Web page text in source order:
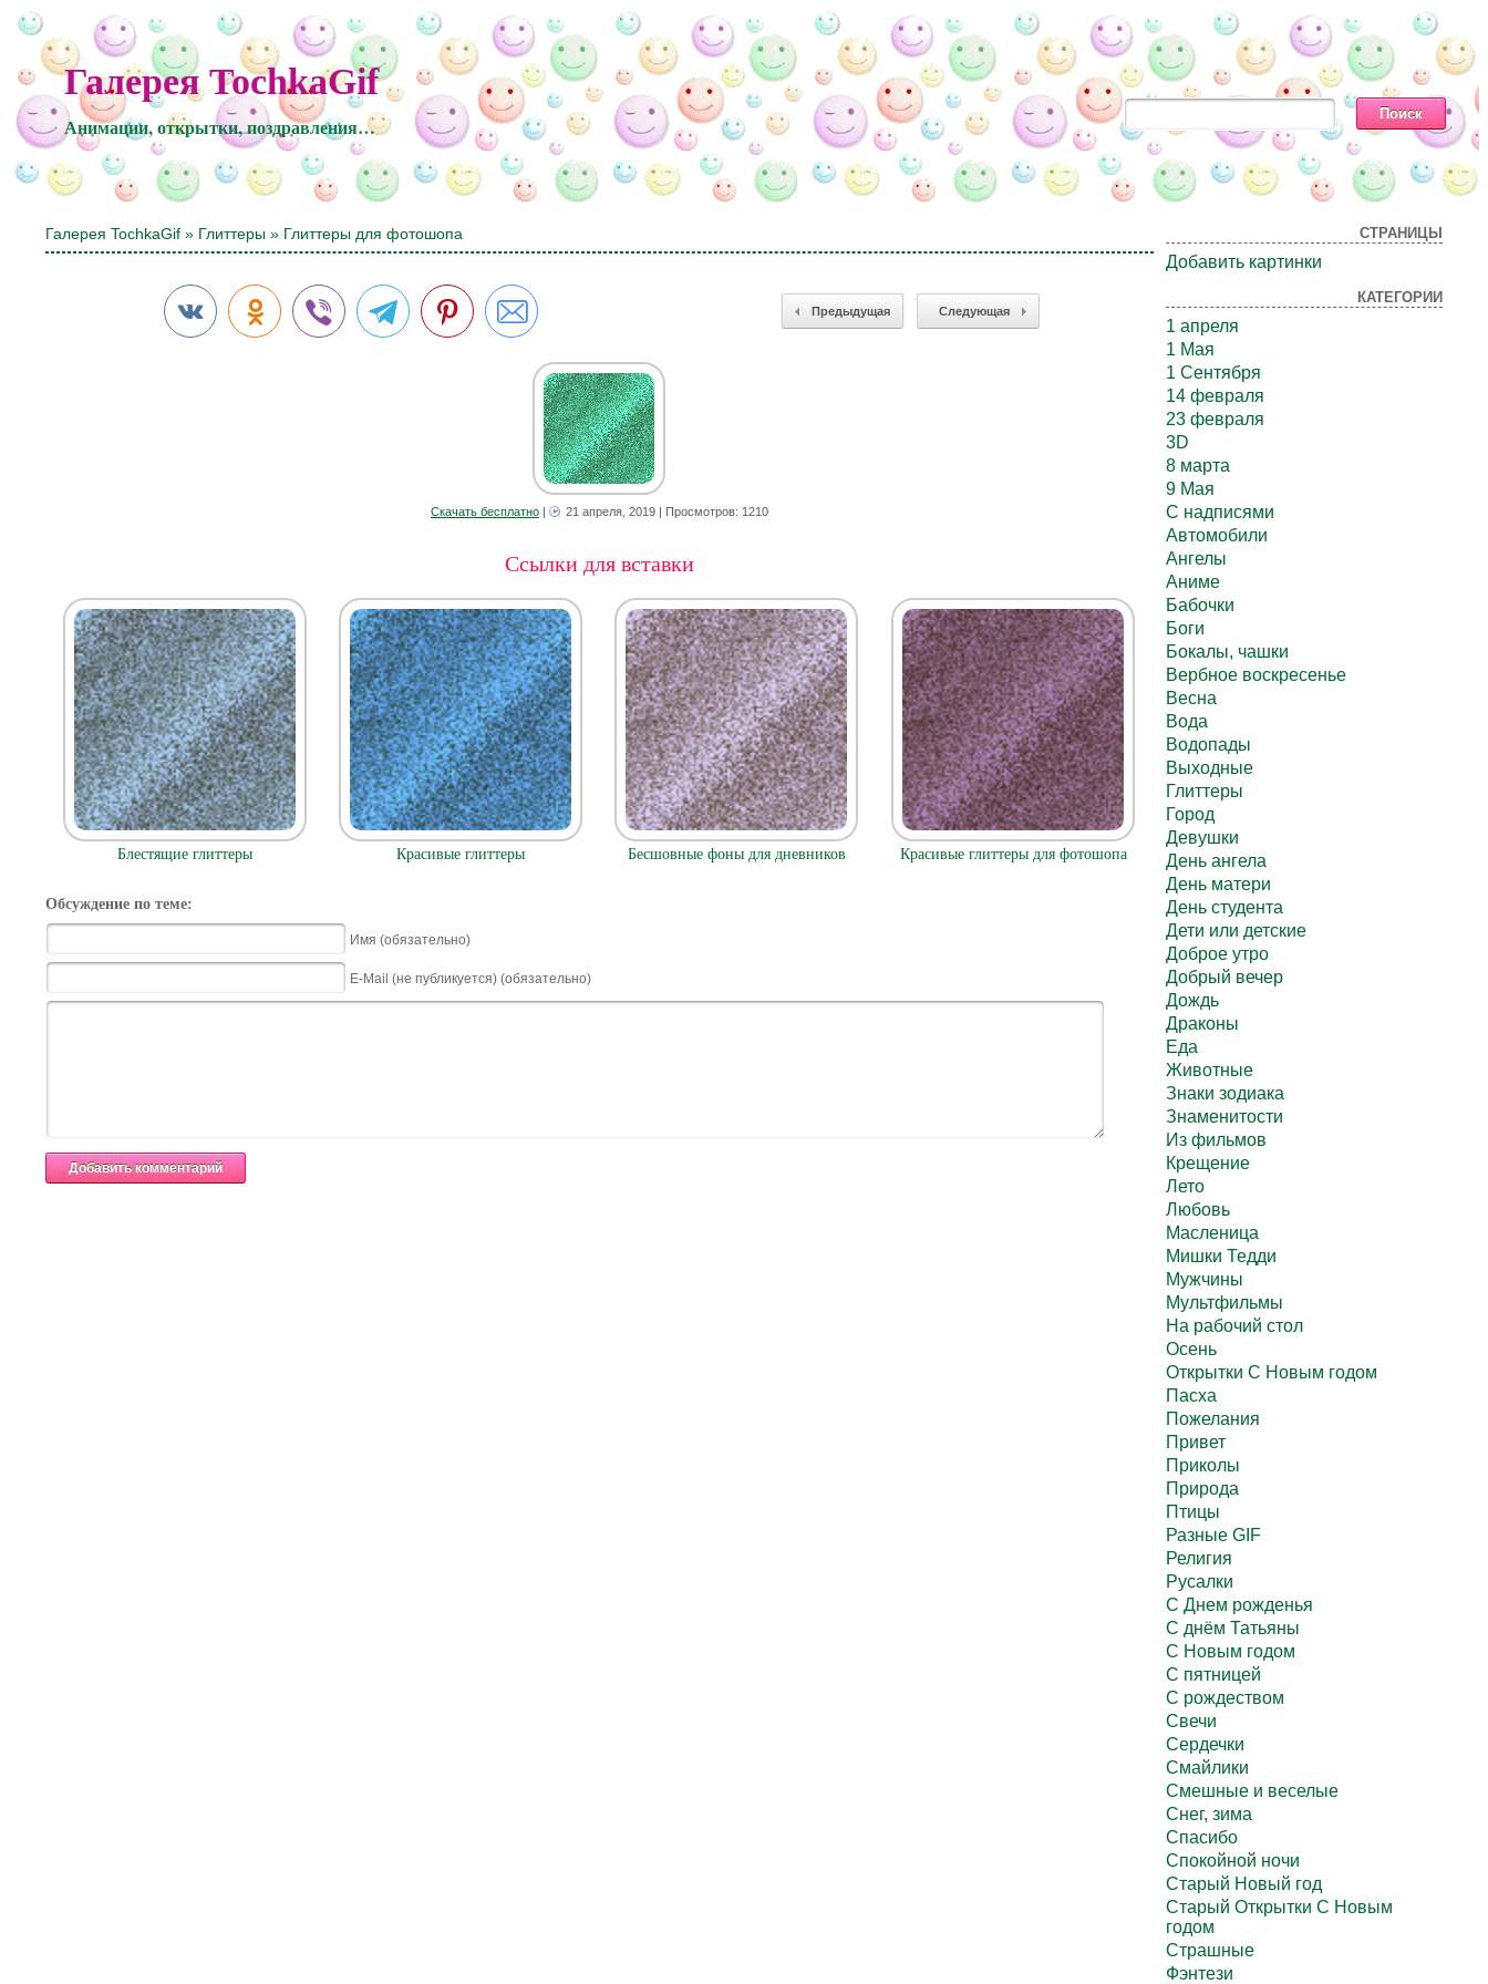
Галерея TochkaGif
Анимации, открытки, поздравления…
Галерея TochkaGif » Глиттеры » Глиттеры для фотошопа
Предыдущая Следующая
Скачать бесплатно| 21 апреля, 2019| Просмотров: 1210
Ссылки для вставки
Блестящие глиттеры Красивые глиттеры Бесшовные фоны для дневников Красивые глиттеры для фотошопа
Обсуждение по теме:
Имя (обязательно)
E-Mail (не публикуется) (обязательно)
СТРАНИЦЫ
Добавить картинки
КАТЕГОРИИ
1 апреля
1 Мая
1 Сентября
14 февраля
23 февраля
3D
8 марта
9 Мая
C надписями
Автомобили
Ангелы
Аниме
Бабочки
Боги
Бокалы, чашки
Вербное воскресенье
Весна
Вода
Водопады
Выходные
Глиттеры
Город
Девушки
День ангела
День матери
День студента
Дети или детские
Доброе утро
Добрый вечер
Дождь
Драконы
Еда
Животные
Знаки зодиака
Знаменитости
Из фильмов
Крещение
Лето
Любовь
Масленица
Мишки Тедди
Мужчины
Мультфильмы
На рабочий стол
Осень
Открытки С Новым годом
Пасха
Пожелания
Привет
Приколы
Природа
Птицы
Разные GIF
Религия
Русалки
С Днем рожденья
С днём Татьяны
С Новым годом
С пятницей
С рождеством
Свечи
Сердечки
Смайлики
Смешные и веселые
Снег, зима
Спасибо
Спокойной ночи
Старый Новый год
Старый Открытки С Новым
годом
Страшные
Фэнтези